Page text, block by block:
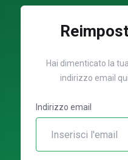
Hai dimenticato la
indirizzo email
Indirizzo email